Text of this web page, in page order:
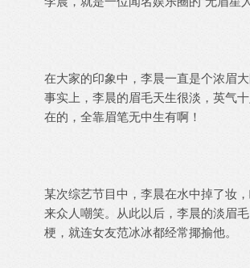
在大家的印象中，李晨一直是个浓眉
事实上，李晨的眉毛天生很淡，英气
在的，全靠眉笔无中生有啊！
某次综艺节目中，李晨在水中掉了妆
来众人嘲笑。从此以后，李晨的淡眉
梗，就连女友范冰冰都经常揶揄他。